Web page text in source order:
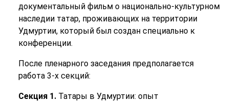
документальный фильм о национально-культурном
наследии татар, проживающих на территории
Удмуртии, который был создан специально к
конференции.
После пленарного заседания предполагается
работа 3-х секций:
Секция 1. Татары в Удмуртии: опыт